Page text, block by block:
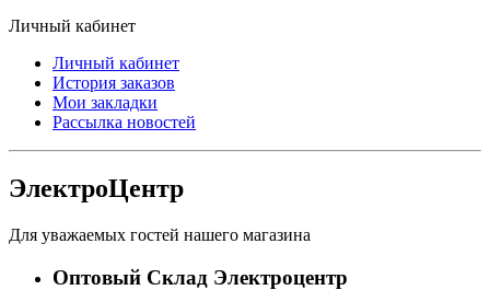
Личный кабинет
Личный кабинет
История заказов
Мои закладки
Рассылка новостей
ЭлектроЦентр
Для уважаемых гостей нашего магазина
Оптовый Склад Электроцентр